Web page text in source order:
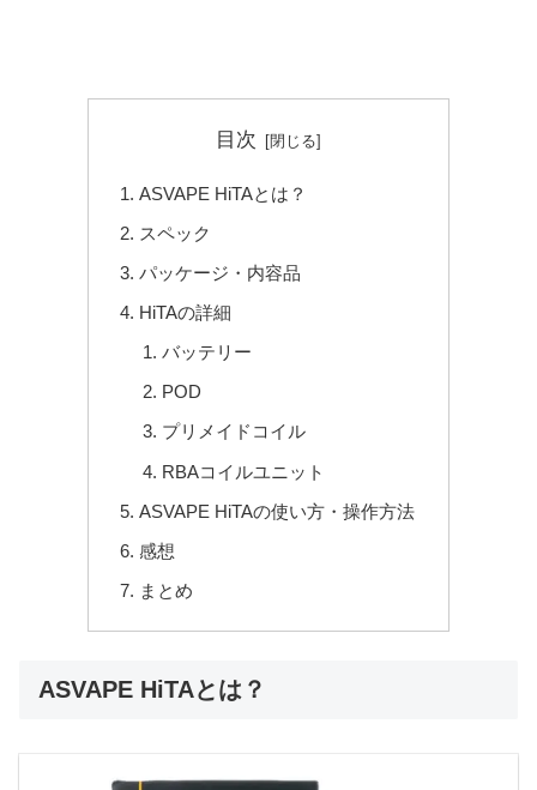
目次
ASVAPE HiTAとは？
スペック
パッケージ・内容品
HiTAの詳細
バッテリー
POD
プリメイドコイル
RBAコイルユニット
ASVAPE HiTAの使い方・操作方法
感想
まとめ
ASVAPE HiTAとは？